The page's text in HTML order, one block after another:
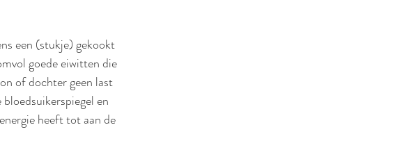
een (stukje) gekookt
goede eiwitten die
of dochter geen last
en
heeft tot aan de